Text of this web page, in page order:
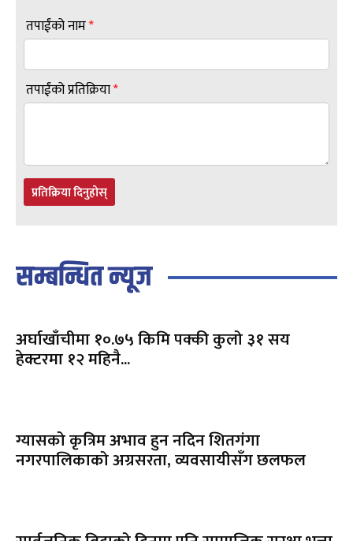
तपाईंको नाम*
तपाईंको प्रतिक्रिया*
प्रतिक्रिया दिनुहोस्
सम्बन्धित न्यूज
अर्घाखाँचीमा १०.७५ किमि पक्की कुलो ३१ सय
हेक्टरमा १२ महिनै...
ग्यासको कृत्रिम अभाव हुन नदिन शितगंगा
नगरपालिकाको अग्रसरता, व्यवसायीसँग छलफल